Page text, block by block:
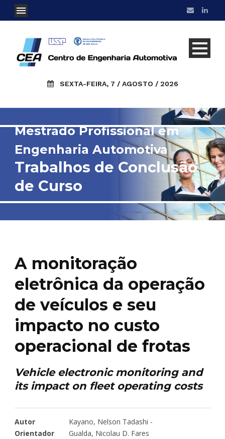
SEXTA-FEIRA, 7 / AGOSTO / 2026
Mestrado Profissional em
Engenharia Automotiva
Trabalhos de Conclusão
de Curso
A monitoração
eletrônica da operação
de veículos e seu
impacto no custo
operacional de frotas
Vehicle electronic monitoring and
its impact on fleet operating costs
Autor
Kayano, Nelson Tadashi -
Orientador
Gualda, Nicolau D. Fares